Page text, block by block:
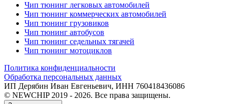
Чип тюнинг легковых автомобилей
Чип тюнинг коммерческих автомобилей
Чип тюнинг грузовиков
Чип тюнинг автобусов
Чип тюнинг седельных тягачей
Чип тюнинг мотоциклов
Политика конфиденциальности
Обработка персональных данных
ИП Дерябин Иван Евгеньевич, ИНН 760418436086
© NEWCHIP 2019 - 2026. Все права защищены.